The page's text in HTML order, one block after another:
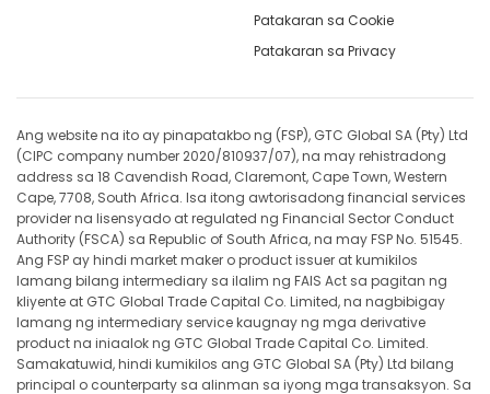
Patakaran sa Cookie
Patakaran sa Privacy
Ang website na ito ay pinapatakbo ng (FSP), GTC Global SA (Pty) Ltd
(CIPC company number 2020/810937/07), na may rehistradong
address sa 18 Cavendish Road, Claremont, Cape Town, Western
Cape, 7708, South Africa. Isa itong awtorisadong financial services
provider na lisensyado at regulated ng Financial Sector Conduct
Authority (FSCA) sa Republic of South Africa, na may FSP No. 51545.
Ang FSP ay hindi market maker o product issuer at kumikilos
lamang bilang intermediary sa ilalim ng FAIS Act sa pagitan ng
kliyente at GTC Global Trade Capital Co. Limited, na nagbibigay
lamang ng intermediary service kaugnay ng mga derivative
product na iniaalok ng GTC Global Trade Capital Co. Limited.
Samakatuwid, hindi kumikilos ang GTC Global SA (Pty) Ltd bilang
principal o counterparty sa alinman sa iyong mga transaksyon. Sa